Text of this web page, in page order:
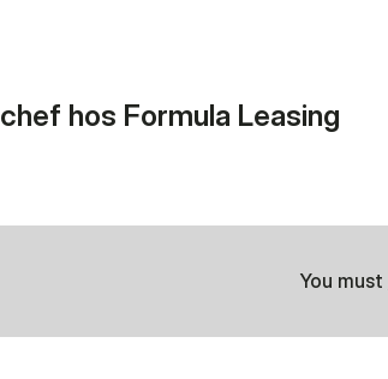
hos Formula Leasing
You must